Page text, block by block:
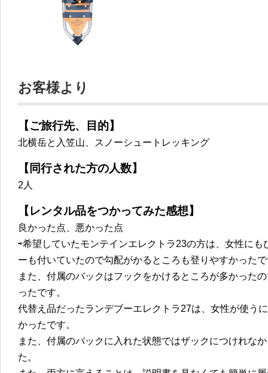
お客様より
【ご旅行先、目的】
北横岳と入笠山、スノーシュートレッキング
【同行された方の人数】
2人
【レンタル品をつかってみた感想】
良かった点、悪かった点
⇨希望していたモンテインエレクトラ23の方は、女性に
ーも付いていたので勾配がかるところも登りやすかった
また、付属のバックはフックをかけるところが多かった
ったです。
代替え品だったランデブーエレクトラ27は、女性が使う
かったです。
また、付属のバックに入れた状態ではザックにつけれな
た。